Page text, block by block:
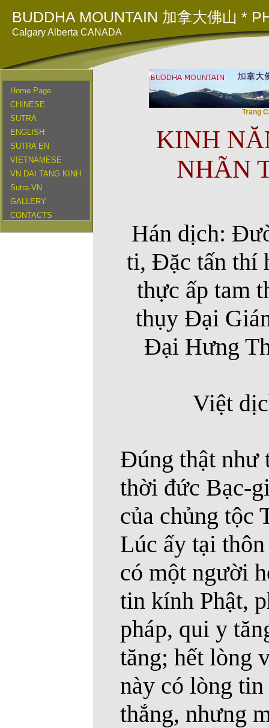
BUDDHA MOUNTAIN 加拿大佛山 *
Calgary Alberta CANADA
Home Page
CHINESE
SUTRA
ENGLISH
SUTRA EN
VIETNAMESE
VN DAI TANG KINH
Sutra-VN
GALLERY
CONTACTS
Trang
KINH
NHÃN
Hán dịch:
ti, Đặc tấn thí
thực ấp tam
thụy Đại
Đại Hưng
Việt
Đúng thật như
thời đức Bạc-
của chủng tộc
Lúc ấy tại
có một người
tin kính Phật,
pháp, qui y
tăng; hết lòng
này có lòng
thắng, nhưng